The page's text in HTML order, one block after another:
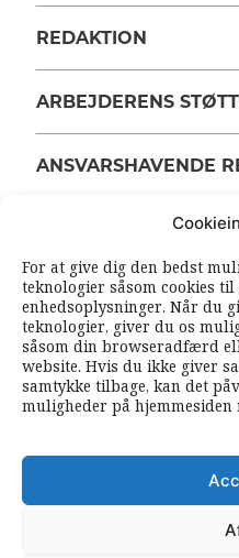
For at give dig den bedst
teknologier såsom cookies
enhedsoplysninger. Når du
teknologier, giver du os
såsom din browseradfærd
website. Hvis du ikke giver
samtykke tilbage, kan det
muligheder på hjemmesiden
REDAKTION
ARBEJDERENS
ANSVARSHAVENDE
SOUNDCLOUD
FØLG